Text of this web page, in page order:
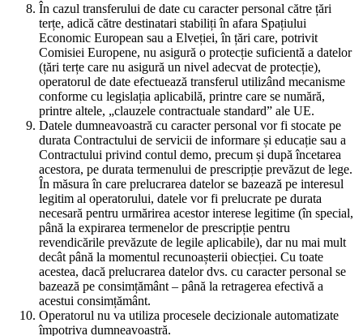
În cazul transferului de date cu caracter personal către țări
terțe, adică către destinatari stabiliți în afara Spațiului
Economic European sau a Elveției, în țări care, potrivit
Comisiei Europene, nu asigură o protecție suficientă a datelor
(țări terțe care nu asigură un nivel adecvat de protecție),
operatorul de date efectuează transferul utilizând mecanisme
conforme cu legislația aplicabilă, printre care se numără,
printre altele, „clauzele contractuale standard” ale UE.
Datele dumneavoastră cu caracter personal vor fi stocate pe
durata Contractului de servicii de informare și educație sau a
Contractului privind contul demo, precum și după încetarea
acestora, pe durata termenului de prescripție prevăzut de lege.
În măsura în care prelucrarea datelor se bazează pe interesul
legitim al operatorului, datele vor fi prelucrate pe durata
necesară pentru urmărirea acestor interese legitime (în special,
până la expirarea termenelor de prescripție pentru
revendicările prevăzute de legile aplicabile), dar nu mai mult
decât până la momentul recunoașterii obiecției. Cu toate
acestea, dacă prelucrarea datelor dvs. cu caracter personal se
bazează pe consimțământ – până la retragerea efectivă a
acestui consimțământ.
Operatorul nu va utiliza procesele decizionale automatizate
împotriva dumneavoastră.